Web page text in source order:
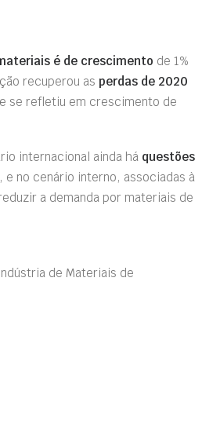
é de crescimento de 1%
recuperou as perdas de 2020
se refletiu em crescimento de
internacional ainda há questões
, e no cenário interno, associadas à
a demanda por materiais de
de Materiais de